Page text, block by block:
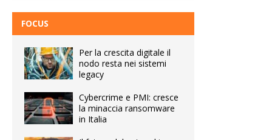
FOCUS
Per la crescita digitale il
nodo resta nei sistemi
legacy
Cybercrime e PMI: cresce
la minaccia ransomware
in Italia